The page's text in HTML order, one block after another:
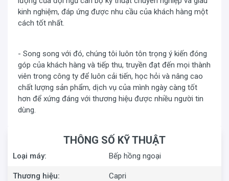
kinh nghiệm, đáp ứng được nhu cầu của khách hàng một
cách tốt nhất.
- Song song với đó, chúng tôi luôn tôn trọng ý kiến đóng
góp của khách hàng và tiếp thu, truyền đạt đến mọi thành
viên trong công ty để luôn cải tiến, học hỏi và nâng cao
chất lượng sản phẩm, dịch vụ của mình ngày càng tốt
hơn để xứng đáng với thương hiệu được nhiều người tin
dùng.
THÔNG SỐ KỸ THUẬT
Loại máy: Bếp hồng ngoại
Thương hiệu: Capri